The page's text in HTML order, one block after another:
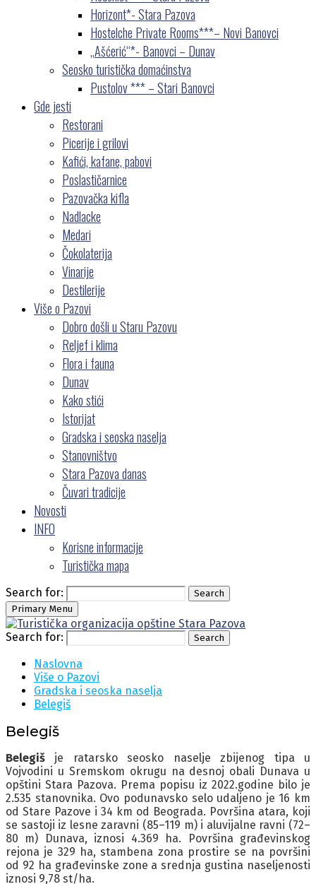
Horizont*- Stara Pazova
Hostelche Private Rooms***– Novi Banovci
„Ašćerić“*- Banovci – Dunav
Seosko turistička domaćinstva
Pustolov *** – Stari Banovci
Gde jesti
Restorani
Picerije i grilovi
Kafići, kafane, pabovi
Poslastičarnice
Pazovačka kifla
Nadlacke
Medari
Čokolaterija
Vinarije
Destilerije
Više o Pazovi
Dobro došli u Staru Pazovu
Reljef i klima
Flora i fauna
Dunav
Kako stići
Istorijat
Gradska i seoska naselja
Stanovništvo
Stara Pazova danas
Čuvari tradicije
Novosti
INFO
Korisne informacije
Turistička mapa
Search for:
Search
Primary Menu
Search for: Search
Naslovna
Više o Pazovi
Gradska i seoska naselja
Belegiš
Belegiš
Belegiš je ratarsko seosko naselje zbijenog tipa u
Vojvodini u Sremskom okrugu na desnoj obali Dunava u
opštini Stara Pazova. Prema popisu iz 2022.godine bilo je
2.535 stanovnika. Ovo podunavsko selo udaljeno je 16 km
od Stare Pazove i 34 km od Beograda. Površina atara, koji
se sastoji iz lesne zaravni (85–119 m) i aluvijalne ravni (72–
80 m) Dunava, iznosi 4.369 ha. Površina građevinskog
rejona je 329 ha, stambena zona prostire se na površini
od 92 ha građevinske zone a srednja gustina naseljenosti
iznosi 9,78 st/ha.